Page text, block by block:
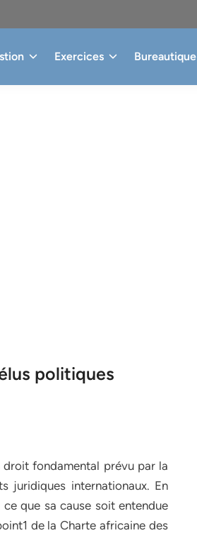
Exercices Bureautique
politiques
droit fondamental prévu par la
juridiques internationaux. En
que sa cause soit entendue
de la Charte africaine des